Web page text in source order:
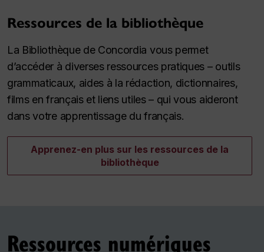
Ressources de la bibliothèque
La Bibliothèque de Concordia vous permet
d’accéder à diverses ressources pratiques – outils
grammaticaux, aides à la rédaction, dictionnaires,
films en français et liens utiles – qui vous aideront
dans votre apprentissage du français.
Apprenez-en plus sur les ressources de la
bibliothèque
Ressources numériques